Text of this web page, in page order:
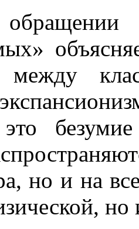
между
но и на